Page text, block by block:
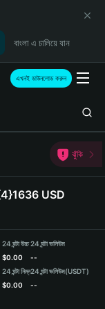
বাংলা এ চালিয়ে যান
এখনই ডাউনলোড করুন
ঝুঁকি
USD
24 ঘন্টা উচ্চ
$0.00
24 ঘন্টা নিম্ন
$0.00
24 ঘন্টা ভলিউম
--
24 ঘন্টা ভলিউম(USDT)
--